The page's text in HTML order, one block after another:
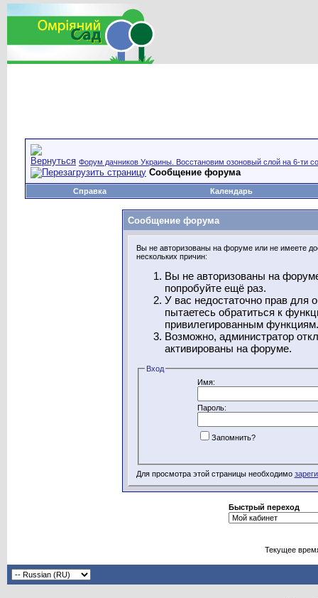
Форум дачников Украины. Восстановим озоновый слой на 6-ти
Сообщение форума
Справка Календарь
Сообщение форума
Вы не авторизованы на форуме или не имеете
нескольких причин:
Вы не авторизованы на
попробуйте ещё раз.
У вас недостаточно прав для
пытаетесь обратиться к
привилегированным функциям.
Возможно, администратор
активированы на форуме.
Вход
Имя:
Пароль:
Запомнить?
Для просмотра этой страницы необходимо
Быстрый переход
Текущее